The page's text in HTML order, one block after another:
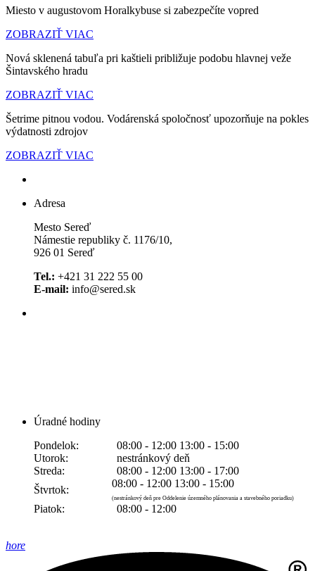
Miesto v augustovom Horalkybuse si zabezpečíte vopred
ZOBRAZIŤ VIAC
Nová sklenená tabuľa pri kaštieli približuje podobu hlavnej veže
Šintavského hradu
ZOBRAZIŤ VIAC
Šetrime pitnou vodou. Vodárenská spoločnosť upozorňuje na pokles
výdatnosti zdrojov
ZOBRAZIŤ VIAC
Adresa
Mesto Sereď
Námestie republiky č. 1176/10,
926 01 Sereď
Tel.: +421 31 222 55 00
E-mail: info@sered.sk
Úradné hodiny
Pondelok:
08:00 - 12:00 13:00 - 15:00
Utorok:
nestránkový deň
Streda:
08:00 - 12:00 13:00 - 17:00
Štvrtok:
08:00 - 12:00 13:00 - 15:00
(nestránkový deň pre Oddelenie územného plánovania a stavebného poriadku)
Piatok: 08:00 - 12:00
hore